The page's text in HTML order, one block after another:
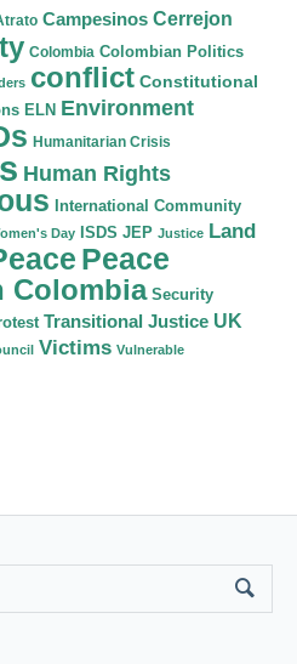
Campesinos Cerrejon
Colombia Colombian Politics
conflict Constitutional
ELN Environment
Humanitarian Crisis
Human Rights
International Community
Day ISDS JEP Justice Land
Peace
Colombia Security
Transitional Justice UK
Victims Vulnerable